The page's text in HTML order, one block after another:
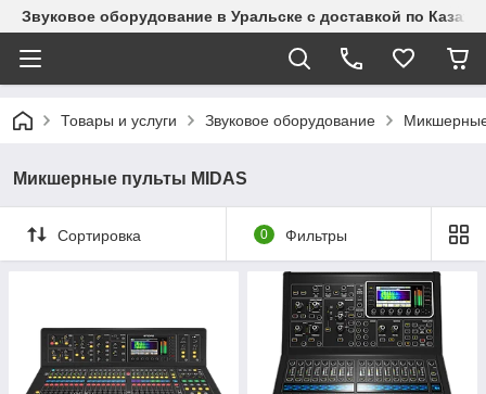
Звуковое оборудование в Уральске с доставкой по
Товары и услуги Звуковое оборудование
Микшерные пульты MIDAS
Сортировка 0 Фильтры